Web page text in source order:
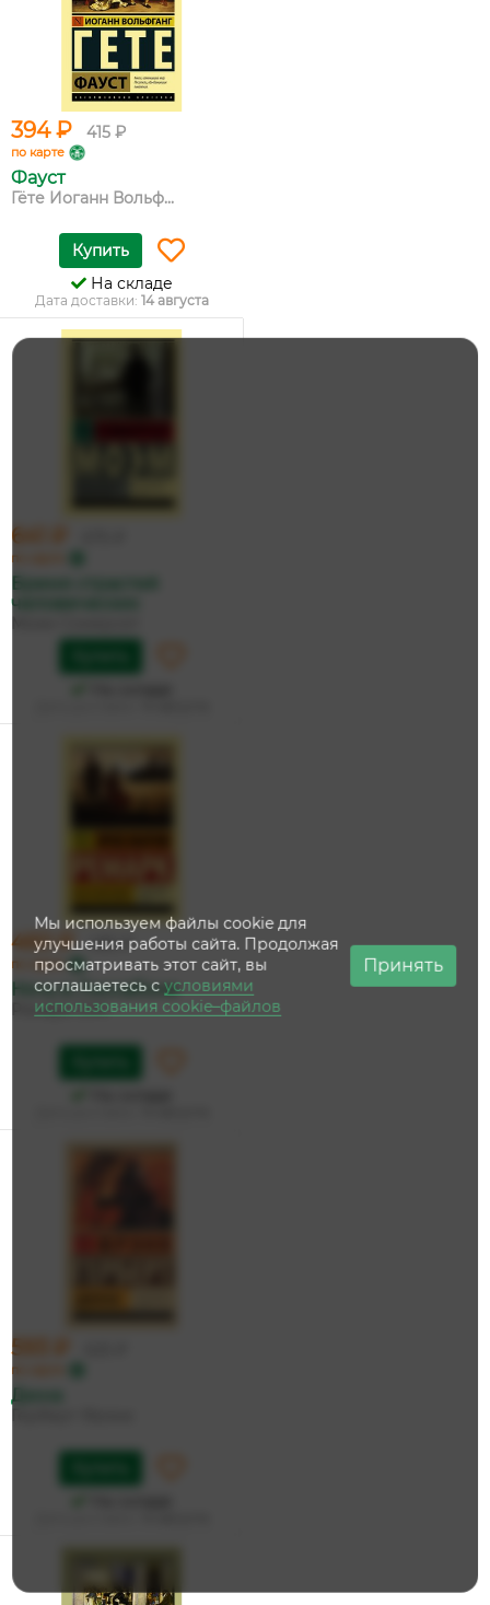
394 ₽ 415 ₽
по карте
Фауст
Гёте Иоганн Вольф...
Купить
На складе
Дата доставки: 14 августа
641 ₽
по карте
человеческих
460 ₽ 485 ₽
по карте
Ночь в Лиссабоне
Ремарк Э.М.
593 ₽
по карте
Дюна
Мы используем файлы cookie для
улучшения работы сайта. Продолжая
просматривать этот сайт, вы
соглашаетесь сусловиями
использования cookie–файлов
Принять